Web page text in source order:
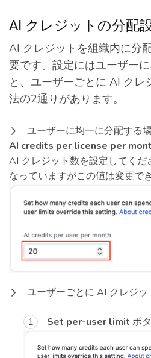
AI クレジットの分配
AI クレジットを組織内に分
要です。設定にはユーザー
と、ユーザーごとに AI クレ
法の2通りがあります。
ユーザーに均一に分配する
AI credits per license per
AI クレジット数を設定してく
なっていますがこの値は変更でき
ユーザーごとに AI クレジ
Set per-user limit ボ